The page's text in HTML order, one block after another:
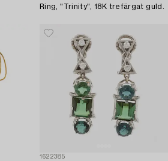
Ring, "Trinity", 18K trefärgat guld.
1622385